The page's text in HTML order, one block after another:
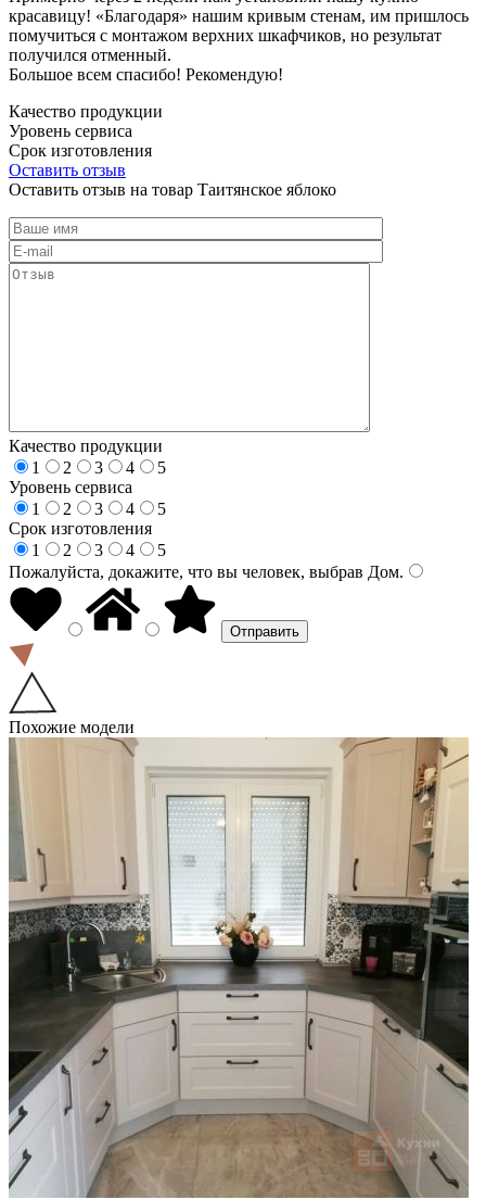
красавицу! «Благодаря» нашим кривым стенам, им пришлось
помучиться с монтажом верхних шкафчиков, но результат
получился отменный.
Большое всем спасибо! Рекомендую!
Качество продукции
Уровень сервиса
Срок изготовления
Оставить отзыв
Оставить отзыв на товар Таитянское яблоко
Качество продукции
1
2 3 4
5
Уровень сервиса
1
2 3 4
5
Срок изготовления
1
2 3 4
5
Пожалуйста, докажите, что вы человек, выбрав Дом.
Похожие модели